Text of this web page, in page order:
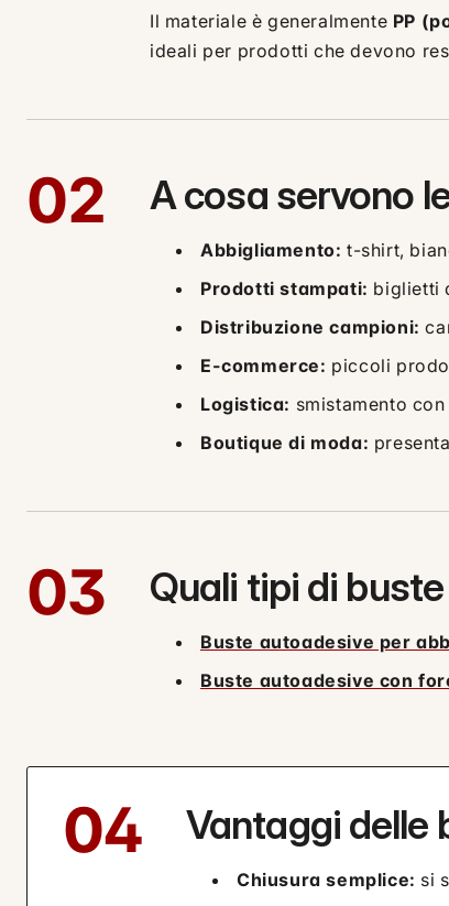
Il materiale è generalmente PP
ideali per prodotti che devono
02 A cosa servono
Abbigliamento: t-shirt,
Prodotti stampati: biglietti
Distribuzione campioni:
E-commerce: piccoli
Logistica: smistamento
Boutique di moda:
03 Quali tipi di
Buste autoadesive per
Buste autoadesive con
04 Vantaggi delle
Chiusura semplice: si